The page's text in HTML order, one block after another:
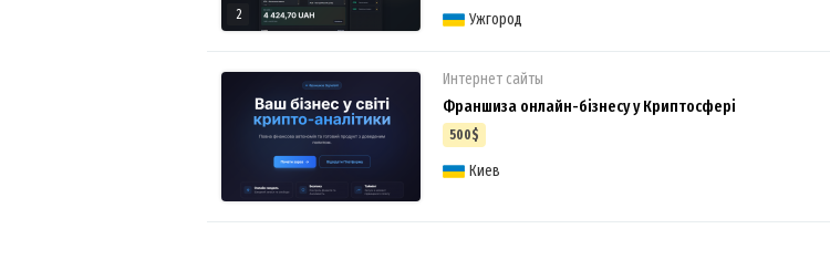
2 Ужгород
Интернет сайты
Франшиза онлайн-бізнесу у Криптосфері
500$
Киев